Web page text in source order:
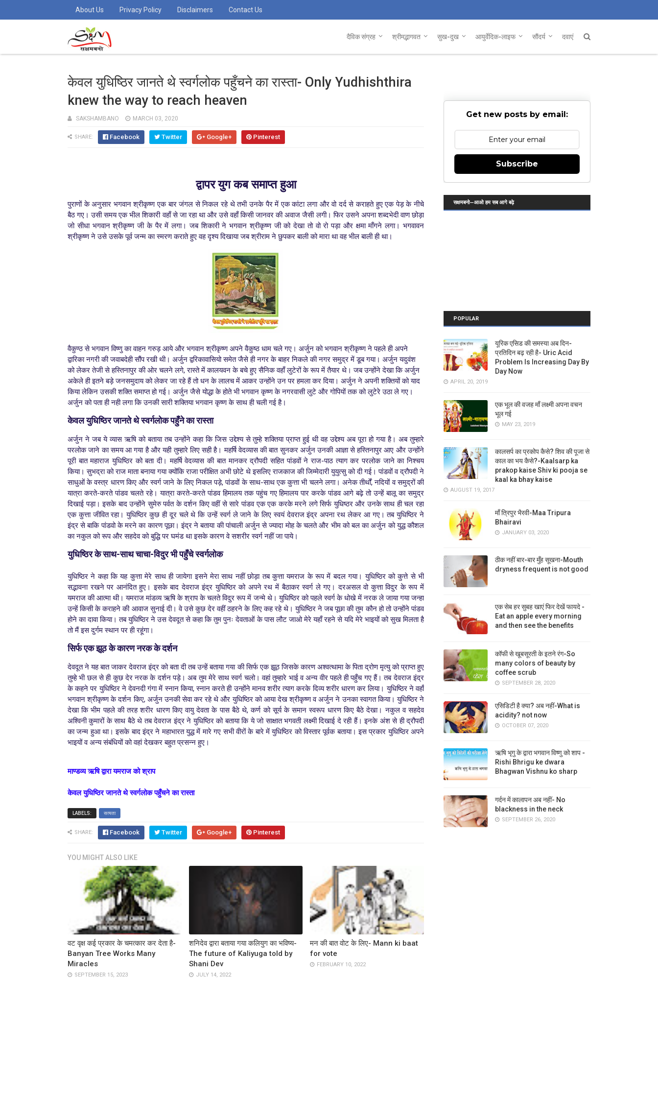
About Us Privacy Policy Disclaimers Contact Us
दैविक संग्रह श्रीमद्भागवत सुख-दुख आयुर्वेदिक-लाइफ सौंदर्य दवाएं
केवल युधिष्ठिर जानते थे स्वर्गलोक पहुँचने का रास्ता- Only Yudhishthira
knew the way to reach heaven
SAKSHAMBANO MARCH 03, 2020
SHARE: Facebook Twitter Google+ Pinterest
द्वापर युग कब समाप्त हुआ
पुराणों के अनुसार भगवान श्रीकृष्ण एक बार जंगल से निकल रहे थे तभी उनके पैर में एक कांटा लगा और वो दर्द से कराहते हुए एक पेड़ के नीचे
बैठ गए। उसी समय एक भील शिकारी वहाँ से जा रहा था और उसे वहाँ किसी जानवर की अवाज जैसी लगी। फिर उसने अपना शब्दभेदी वाण छोड़ा
जो सीधा भगवान श्रीकृष्ण जी के पैर में लगा। जब शिकारी ने भगवान श्रीकृष्ण जी को देखा तो वो रो पड़ा और क्षमा माँगने लगा। भगवावन
श्रीकृष्ण ने उसे उसके पूर्व जन्म का स्मरण कराते हुए वह दृश्य दिखाया जब श्रीराम ने छुपकर बाली को मारा था वह भील बाली ही था।
वैकुण्ठ से भगवान विष्णु का वाहन गरुड़ आये और भगवान श्रीकृष्ण अपने वैकुष्ठ धाम चले गए। अर्जुन को भगवान श्रीकृष्ण ने पहले ही अपने
द्वारिका नगरी की जवाबदेही सौंप रखी थी। अर्जुन द्वरिकावासियो समेत जैसे ही नगर के बाहर निकले की नगर समुद्र में डूब गया। अर्जुन यदुवंश
को लेकर तेजी से हस्तिनापुर की ओर चलने लगे, रास्ते में कालयवन के बचे हुए सैनिक वहाँ लुटेरों के रूप में तैयार थे। जब उन्होंने देखा कि अर्जुन
अकेले ही इतने बड़े जनसमुदाय को लेकर जा रहे हैं तो धन के लालच में आकर उन्होंने उन पर हमला कर दिया। अर्जुन ने अपनी शक्तियों को याद
किया लेकिन उसकी शक्ति समाप्त हो गई। अर्जुन जैसे योद्धा के होते भी भगवान कृष्ण के नगरवासी लुटे और गोपियों तक को लुटेरे उठा ले गए।
अर्जुन को पता ही नही लगा कि उनकी सारी शक्तिया भगवान कृष्ण के साथ ही चली गई है।
केवल युधिष्ठिर जानते थे स्वर्गलोक पहुँने का रास्ता
अर्जुन ने जब ये व्यास ऋषि को बताया तब उन्होंने कहा कि जिस उद्देश्य से तुम्हे शक्तिया प्राप्त हुई थी वह उद्देश्य अब पूरा हो गया है। अब तुम्हारे
परलोक जाने का समय आ गया है और यही तुम्हारे लिए सही है। महर्षि वेदव्यास की बात सुनकर अर्जुन उनकी आज्ञा से हस्तिनापुर आए और उन्होंने
पूरी बात महाराज युधिष्ठिर को बता दी। महर्षि वेदव्यास की बात मानकर द्रौपदी सहित पांडवों ने राज-पाठ त्याग कर परलोक जाने का निश्चय
किया। सुभद्रा को राज माता बनाया गया क्योंकि राजा परीक्षित अभी छोटे थे इसलिए राजकाज की जिम्मेदारी युयुत्सु को दी गई। पांडवों व द्रौपदी ने
साधुओं के वस्त्र धारण किए और स्वर्ग जाने के लिए निकल पड़े, पांडवों के साथ-साथ एक कुत्ता भी चलने लगा। अनेक तीर्थों, नदियों व समुद्रों की
यात्रा करते-करते पांडव चलते रहे।यात्रा करते-करते पांडव हिमालय तक पहुंच गए हिमालय पार करके पांडव आगे बढ़े तो उन्हें बालू का समुद्र
दिखाई पड़ा। इसके बाद उन्होंने सुमेरु पर्वत के दर्शन किए वहीं से सारे पांडव एक एक करके मरने लगे सिर्फ युधिष्ठर और उनके साथ ही चल रहा
एक कुत्ता जीवित रहा। युधिष्ठिर कुछ ही दूर चले थे कि उन्हें स्वर्ग ले जाने के लिए स्वयं देवराज इंद्र अपना रथ लेकर आ गए। तब युधिष्ठिर ने
इंद्र से बाकि पांडवो के मरने का कारण पूछा। इंद्र ने बताया की पांचाली अर्जुन से ज्यादा मोह के चलते और भीम को बल का अर्जुन को युद्ध कौशल
का नकुल को रूप और सहदेव को बुद्धि पर घमंड था इसके कारण वे सशरीर स्वर्ग नहीं जा पाये।
युधिष्ठिर के साथ-साथ चाचा-विदुर भी पहुँचे स्वर्गलोक
युधिष्ठिर ने कहा कि यह कुत्ता मेरे साथ ही जायेगा इसने मेरा साथ नहीं छोड़ा तब कुत्ता यमराज के रूप में बदल गया। युधिष्ठिर को कुत्ते से भी
सद्भावना रखने पर आनंदित हुए। इसके बाद देवराज इंद्र युधिष्ठिर को अपने रथ में बैठाकर स्वर्ग ले गए। दरअसल वो कुत्ता विदुर के रूप में
यमराज की आत्मा थी। यमराज मांडव्य ऋषि के श्राप के चलते विदुर रूप में जन्मे थे। युधिष्ठिर को पहले स्वर्ग के धोखे में नरक ले जाया गया जन्हा
उन्हें किसी के कराहने की आवाज सुनाई दी। वे उसे कुछ देर वहीं ठहरने के लिए कह रहे थे। युधिष्ठिर ने जब पूछा की तुम कौन हो तो उन्होंने पांडव
होने का दावा किया। तब युधिष्ठिर ने उस देवदूत से कहा कि तुम पुनः देवताओं के पास लौट जाओ मेरे यहाँ रहने से यदि मेरे भाइयों को सुख मिलता है
तो मैं इस दुर्गम स्थान पर ही रहूंगा।
सिर्फ एक झूठ के कारण नरक के दर्शन
देवदूत ने यह बात जाकर देवराज इंद्र को बता दी तब उन्हें बताया गया की सिर्फ एक झूठ जिसके कारण अश्वत्थामा के पिता द्रोण मृत्यु को प्राप्त हुए
तुम्हे भी छल से ही कुछ देर नरक के दर्शन पड़े। अब तुम मेरे साथ स्वर्ग चलो। वहां तुम्हारे भाई व अन्य वीर पहले ही पहुँच गए हैं। तब देवराज इंद्र
के कहने पर युधिष्ठिर ने देवनदी गंगा में स्नान किया, स्नान करते ही उन्होंने मानव शरीर त्याग करके दिव्य शरीर धारण कर लिया। युधिष्ठिर ने वहाँ
भगवान श्रीकृष्ण के दर्शन किए, अर्जुन उनकी सेवा कर रहे थे और युधिष्ठिर को आया देख श्रीकृष्ण व अर्जुन ने उनका स्वागत किया।युधिष्ठिर ने
देखा कि भीम पहले की तरह शरीर धारण किए वायु देवता के पास बैठे थे, कर्ण को सूर्य के समान स्वरूप धारण किए बैठे देखा। नकुल व सहदेव
अश्विनी कुमारों के साथ बैठे थे तब देवराज इंद्र ने युधिष्ठिर को बताया कि ये जो साक्षात भगवती लक्ष्मी दिखाई दे रही हैं। इनके अंश से ही द्रौपदी
का जन्म हुआ था। इसके बाद इंद्र ने महाभारत युद्ध में मारे गए सभी वीरों के बारे में युधिष्ठिर को विस्तार पूर्वक बताया। इस प्रकार युधिष्ठिर अपने
भाइयों व अन्य संबंधियों को वहां देखकर बहुत प्रसन्न हुए।
माण्डव्य ऋषि द्वारा यमराज को श्राप
केवल युधिष्ठिर जानते थे स्वर्गलोक पहुँचने का रास्ता
LABELS: सत्यता
SHARE: Facebook Twitter Google+ Pinterest
YOU MIGHT ALSO LIKE
वट वृक्ष कई प्रकार के चमत्कार कर देता है-
Banyan Tree Works Many
Miracles
SEPTEMBER 15, 2023
शनिदेव द्वारा बताया गया कलियुग का भविष्य-
The future of Kaliyuga told by
Shani Dev
JULY 14, 2022
मन की बात वोट के लिए- Mann ki baat
for vote
FEBRUARY 10, 2022
Get new posts by email:
Subscribe
सक्षमबनो—आओ हम सब आगे बढ़े
POPULAR
यूरिक एसिड की समस्या अब दिन-
प्रतिदिन बढ़ रही है- Uric Acid
Problem Is Increasing Day By
Day Now
APRIL 20, 2019
एक भूल की वजह माँ लक्ष्मी अपना वचन
भूल गई
MAY 23, 2019
कालसर्प का प्रकोप कैसे? शिव की पूजा से
काल का भय कैसे?-Kaalsarp ka
prakop kaise Shiv ki pooja se
kaal ka bhay kaise
AUGUST 19, 2017
माँ त्रिपुर भैरवी-Maa Tripura
Bhairavi
JANUARY 03, 2020
ठीक नहीं बार-बार मुँह सूखना-Mouth
dryness frequent is not good
एक सेब हर सुबह खाएं फिर देखें फायदे -
Eat an apple every morning
and then see the benefits
कॉफी से खूबसूरती के इतने रंग-So
many colors of beauty by
coffee scrub
SEPTEMBER 28, 2020
एसिडिटी है क्या? अब नहीं-What is
acidity? not now
OCTOBER 07, 2020
ऋषि भृगु के द्वारा भगवान विष्णु को शाप -
Rishi Bhrigu ke dwara
Bhagwan Vishnu ko sharp
गर्दन में कालापन अब नहीं- No
blackness in the neck
SEPTEMBER 26, 2020